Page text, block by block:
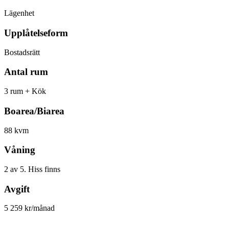
Lägenhet
Upplåtelseform
Bostadsrätt
Antal rum
3 rum + Kök
Boarea/Biarea
88 kvm
Våning
2 av 5. Hiss finns
Avgift
5 259 kr/månad